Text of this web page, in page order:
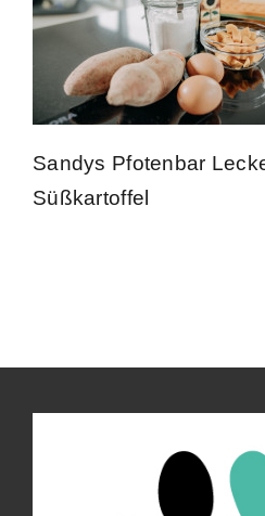
Kontakt
Impressum
Sandys Pfotenbar
Süßkartoffel